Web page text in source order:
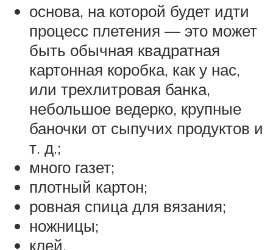
основа, на которой будет идти
процесс плетения — это может
быть обычная квадратная
картонная коробка, как у нас,
или трехлитровая банка,
небольшое ведерко, крупные
баночки от сыпучих продуктов и
т. д.;
много газет;
плотный картон;
ровная спица для вязания;
ножницы;
клей.